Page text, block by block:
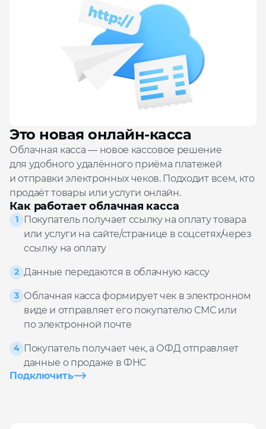
Это новая онлайн‑касса
Облачная касса — новое кассовое решение
для удобного удалённого приёма платежей
и отправки электронных чеков. Подходит всем, кто
продаёт товары или услуги онлайн.
Как работает облачная касса
1
Покупатель получает ссылку на оплату товара
или услуги на сайте/странице в соцсетях/через
ссылку на оплату
2 Данные передаются в облачную кассу
3 Облачная касса формирует чек в электронном
виде и отправляет его покупателю СМС или
по электронной почте
4 Покупатель получает чек, а ОФД отправляет
данные о продаже в ФНС
Подключить